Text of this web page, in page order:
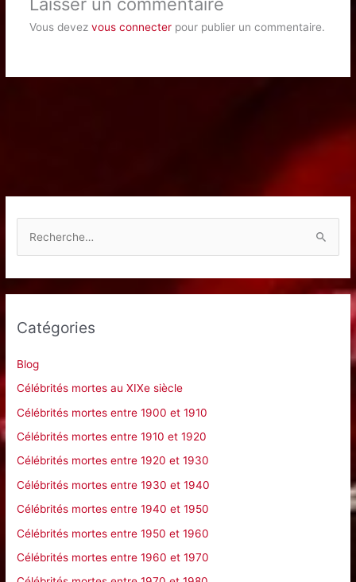
Laisser un commentaire
Vous devez vous connecterpour publier un commentaire.
h
r
r
:
Catégories
Blog
Célébrités mortes au XIXe siècle
Célébrités mortes entre 1900 et 1910
Célébrités mortes entre 1910 et 1920
Célébrités mortes entre 1920 et 1930
Célébrités mortes entre 1930 et 1940
Célébrités mortes entre 1940 et 1950
Célébrités mortes entre 1950 et 1960
Célébrités mortes entre 1960 et 1970